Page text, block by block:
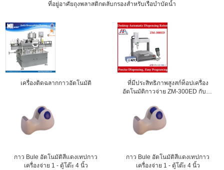
ที่อยู่อาศัยถุงพลาสติกตลับกรองสำหรับเรือบำบัดน้ำ
เครื่องติดฉลากกาวอัตโนมัติ
ที่มีประสิทธิภาพสูงสก์ท็อปเครื่อง
อัตโนมัติกาวจ่าย ZM-300ED กับข้อ
กาว Bule อัตโนมัติสีแดงเทปกาว
เครื่องจ่าย 1 - ตู้โต๊ะ 4 นิ้ว
กาว Bule อัตโนมัติสีแดงเทปกาว
เครื่องจ่าย 1 - ตู้โต๊ะ 4 นิ้ว